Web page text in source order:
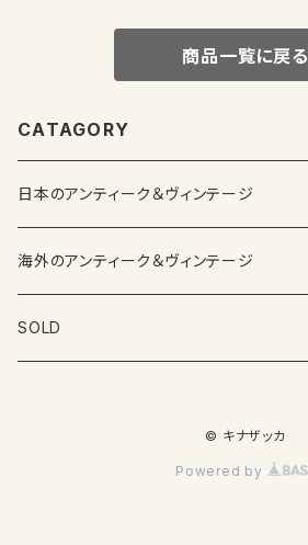
商品一覧に戻る
CATAGORY
日本のアンティーク＆ヴィンテージ
カップ＆ソーサー
ガラス製品
海外のアンティーク＆ヴィンテージ
SOLD
© キナザッカ
Powered by